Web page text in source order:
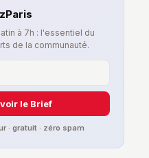
à 7h : l'essentiel du
de la communauté.
le Brief
· gratuit · zéro spam